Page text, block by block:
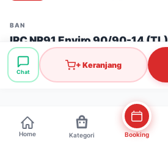
BAN
IRC NR91 Enviro 90/90-14 (TL)
Stok: 18 pcs
Rp277.000
Chat
+ Keranjang
Home Kategori Booking